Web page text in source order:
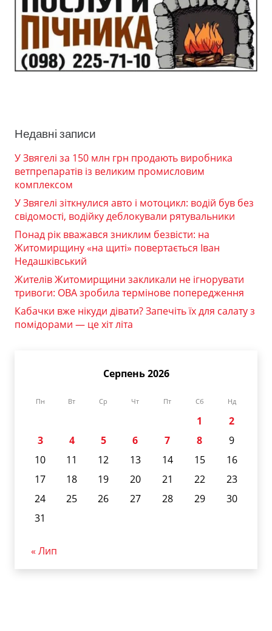
Недавні записи
У Звягелі за 150 млн грн продають виробника
ветпрепаратів із великим промисловим
комплексом
У Звягелі зіткнулися авто і мотоцикл: водій був без
свідомості, водійку деблокували рятувальники
Понад рік вважався зниклим безвісти: на
Житомирщину «на щиті» повертається Іван
Недашківський
Жителів Житомирщини закликали не ігнорувати
тривоги: ОВА зробила термінове попередження
Кабачки вже нікуди дівати? Запечіть їх для салату з
помідорами — це хіт літа
Серпень 2026
Пн Вт Ср Чт Пт Сб Нд
1
2
3
4 5 6 7 8
9
10
11 12 13 14 15
16
17
18 19 20 21 22
23
24
25 26 27 28 29
30
31
« Лип